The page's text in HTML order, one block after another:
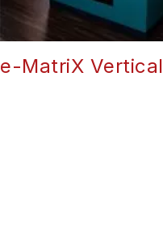
e-MatriX Vertical